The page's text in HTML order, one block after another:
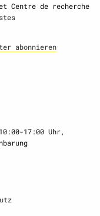
Centre de recherche
abonnieren
17:00 Uhr,